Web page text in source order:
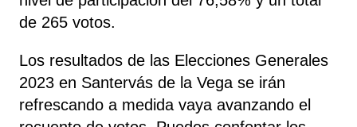
de 265 votos.
Los resultados de las Elecciones Generales
2023 en Santervás de la Vega se irán
refrescando a medida vaya avanzando el